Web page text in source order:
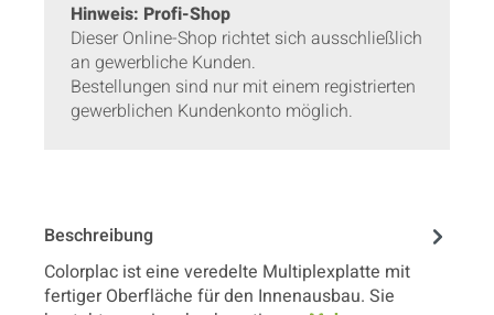
Hinweis: Profi-Shop
Dieser Online-Shop richtet sich ausschließlich
an gewerbliche Kunden.
Bestellungen sind nur mit einem registrierten
gewerblichen Kundenkonto möglich.
Beschreibung
Colorplac ist eine veredelte Multiplexplatte mit
fertiger Oberfläche für den Innenausbau. Sie